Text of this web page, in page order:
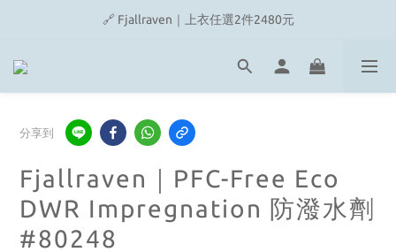
🔗 Snow Peak｜歡慶父親節滿4500即贈品牌方巾
🔗 Fjallraven｜上衣任選2件2480元
🎉On/HOKA 新品陸續上架
分享到
Fjallraven｜PFC-Free Eco
DWR Impregnation 防潑水劑
#80248